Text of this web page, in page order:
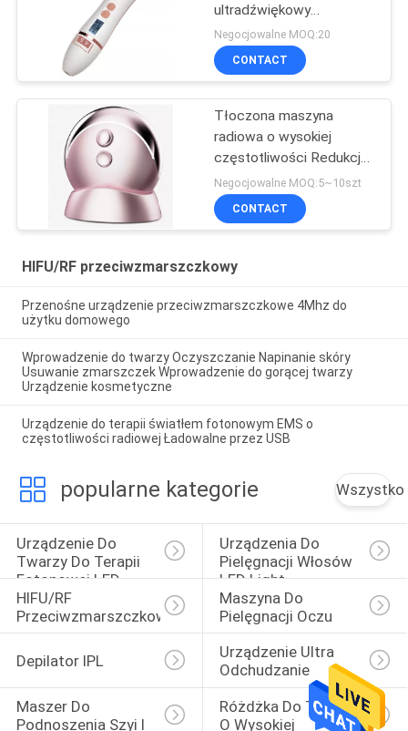
ultradźwiękowy
skoncentrowany na
twarzy Beauti Instrument
napinający skórę masażer
Negocjowalne MOQ:20
CONTACT
Tłoczona maszyna
radiowa o wysokiej
częstotliwości Redukcja
zmarszczek-napinanie
skóry EMS
Wielofunkcyjne domowe
Negocjowalne MOQ:5~10szt
CONTACT
HIFU/RF przeciwzmarszczkowy
Przenośne urządzenie przeciwzmarszczkowe 4Mhz do
użytku domowego
Wprowadzenie do twarzy Oczyszczanie Napinanie skóry
Usuwanie zmarszczek Wprowadzenie do gorącej twarzy
Urządzenie kosmetyczne
Urządzenie do terapii światłem fotonowym EMS o
częstotliwości radiowej Ładowalne przez USB
popularne kategorie Wszystko
Urządzenie Do
Twarzy Do Terapii
Fotonowej LED
Urządzenia Do
Pielęgnacji Włosów
LED Light
HIFU/RF
Przeciwzmarszczkowy
Maszyna Do
Pielęgnacji Oczu
Depilator IPL
Urządzenie Ultra
Odchudzanie
Maszer Do
Podnoszenia Szyi I
Różdżka Do Twarzy
O Wysokiej